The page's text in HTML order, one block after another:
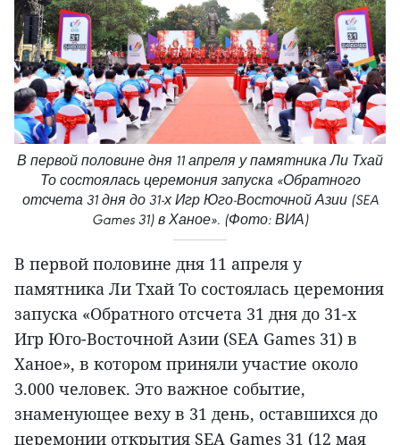
В первой половине дня 11 апреля у памятника Ли Тхай
То состоялась церемония запуска «Обратного
отсчета 31 дня до 31-х Игр Юго-Восточной Азии (SEA
Games 31) в Ханое». (Фото: ВИА)
В первой половине дня 11 апреля у
памятника Ли Тхай То состоялась церемония
запуска «Обратного отсчета 31 дня до 31-х
Игр Юго-Восточной Азии (SEA Games 31) в
Ханое», в котором приняли участие около
3.000 человек. Это важное событие,
знаменующее веху в 31 день, оставшихся до
церемонии открытия SEA Games 31 (12 мая